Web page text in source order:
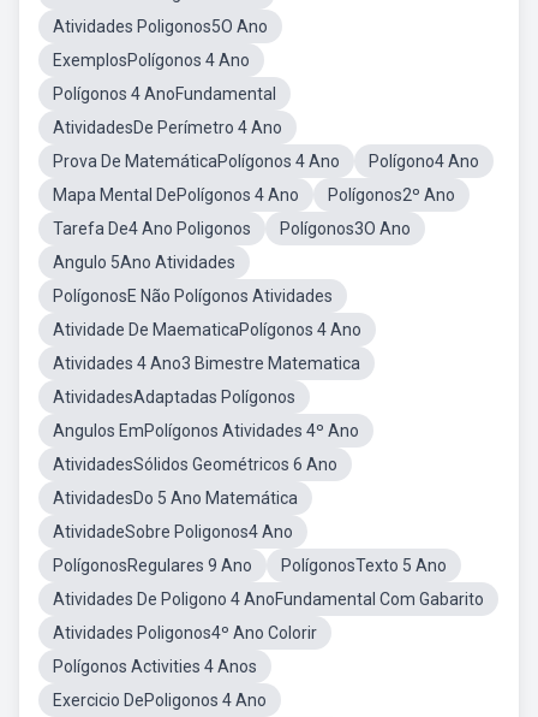
Atividades Poligonos5O Ano
ExemplosPolígonos 4 Ano
Polígonos 4 AnoFundamental
AtividadesDe Perímetro 4 Ano
Prova De MatemáticaPolígonos 4 Ano
Polígono4 Ano
Mapa Mental DePolígonos 4 Ano
Polígonos2º Ano
Tarefa De4 Ano Poligonos
Polígonos3O Ano
Angulo 5Ano Atividades
PolígonosE Não Polígonos Atividades
Atividade De MaematicaPolígonos 4 Ano
Atividades 4 Ano3 Bimestre Matematica
AtividadesAdaptadas Polígonos
Angulos EmPolígonos Atividades 4º Ano
AtividadesSólidos Geométricos 6 Ano
AtividadesDo 5 Ano Matemática
AtividadeSobre Poligonos4 Ano
PolígonosRegulares 9 Ano
PolígonosTexto 5 Ano
Atividades De Poligono 4 AnoFundamental Com Gabarito
Atividades Poligonos4º Ano Colorir
Polígonos Activities 4 Anos
Exercicio DePoligonos 4 Ano